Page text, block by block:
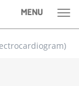
MENU